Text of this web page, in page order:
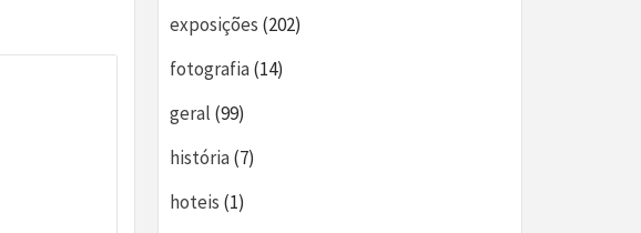
exposições (202)
fotografia(14)
geral (99)
história(7)
hoteis (1)